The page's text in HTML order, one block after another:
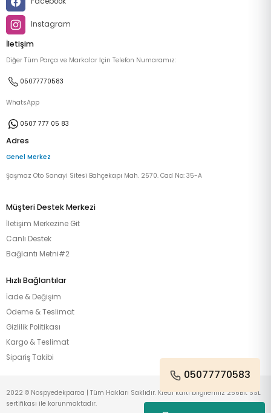
Instagram
İletişim
Diğer Tüm Parça ve Markalar İçin Telefon Numaramız:
05077770583
WhatsApp
0507 777 05 83
Adres
Genel Merkez
Şaşmaz Oto Sanayi Sitesi Bahçekapı Mah. 2570. Cad No: 35-A
Müşteri Destek Merkezi
İletişim Merkezine Git
Canlı Destek
Bağlantı Metni#2
Hızlı Bağlantılar
İade & Değişim
Ödeme & Teslimat
Gizlilik Politikası
Kargo & Teslimat
Sipariş Takibi
05077770583
2022 © Nospyedekparca | Tüm Hakları Saklıdır. Kredi kartı bilgileriniz 256Bit SSL
sertifikası ile korunmaktadır.